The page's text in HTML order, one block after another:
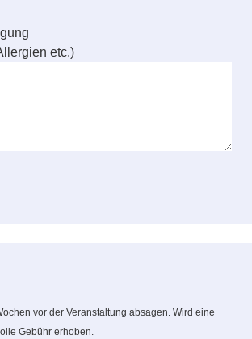
etc.)
vor der Veranstaltung absagen. Wird eine
Gebühr erhoben.